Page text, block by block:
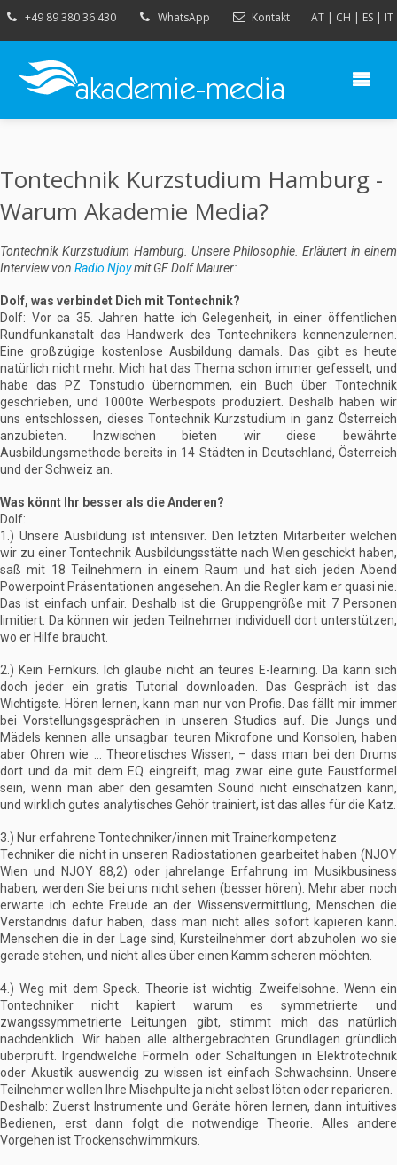
+49 89 380 36 430 WhatsApp Kontakt AT| CH | ES| IT
Tontechnik Kurzstudium Hamburg -
Warum Akademie Media?
Tontechnik Kurzstudium Hamburg. Unsere Philosophie. Erläutert in einem
Interview von Radio Njoymit GF Dolf Maurer:
Dolf, was verbindet Dich mit Tontechnik?
Dolf: Vor ca 35. Jahren hatte ich Gelegenheit, in einer öffentlichen
Rundfunkanstalt das Handwerk des Tontechnikers kennenzulernen.
Eine großzügige kostenlose Ausbildung damals. Das gibt es heute
natürlich nicht mehr. Mich hat das Thema schon immer gefesselt, und
habe das PZ Tonstudio übernommen, ein Buch über Tontechnik
geschrieben, und 1000te Werbespots produziert. Deshalb haben wir
uns entschlossen, dieses Tontechnik Kurzstudium in ganz Österreich
anzubieten. Inzwischen bieten wir diese bewährte
Ausbildungsmethode bereits in 14 Städten in Deutschland, Österreich
und der Schweiz an.
Was könnt Ihr besser als die Anderen?
Dolf:
1.) Unsere Ausbildung ist intensiver. Den letzten Mitarbeiter welchen
wir zu einer Tontechnik Ausbildungsstätte nach Wien geschickt haben,
saß mit 18 Teilnehmern in einem Raum und hat sich jeden Abend
Powerpoint Präsentationen angesehen. An die Regler kam er quasi nie.
Das ist einfach unfair. Deshalb ist die Gruppengröße mit 7 Personen
limitiert. Da können wir jeden Teilnehmer individuell dort unterstützen,
wo er Hilfe braucht.
2.) Kein Fernkurs. Ich glaube nicht an teures E-learning. Da kann sich
doch jeder ein gratis Tutorial downloaden. Das Gespräch ist das
Wichtigste. Hören lernen, kann man nur von Profis. Das fällt mir immer
bei Vorstellungsgesprächen in unseren Studios auf. Die Jungs und
Mädels kennen alle unsagbar teuren Mikrofone und Konsolen, haben
aber Ohren wie … Theoretisches Wissen, – dass man bei den Drums
dort und da mit dem EQ eingreift, mag zwar eine gute Faustformel
sein, wenn man aber den gesamten Sound nicht einschätzen kann,
und wirklich gutes analytisches Gehör trainiert, ist das alles für die Katz.
3.) Nur erfahrene Tontechniker/innen mit Trainerkompetenz
Techniker die nicht in unseren Radiostationen gearbeitet haben (NJOY
Wien und NJOY 88,2) oder jahrelange Erfahrung im Musikbusiness
haben, werden Sie bei uns nicht sehen (besser hören). Mehr aber noch
erwarte ich echte Freude an der Wissensvermittlung, Menschen die
Verständnis dafür haben, dass man nicht alles sofort kapieren kann.
Menschen die in der Lage sind, Kursteilnehmer dort abzuholen wo sie
gerade stehen, und nicht alles über einen Kamm scheren möchten.
4.) Weg mit dem Speck. Theorie ist wichtig. Zweifelsohne. Wenn ein
Tontechniker nicht kapiert warum es symmetrierte und
zwangssymmetrierte Leitungen gibt, stimmt mich das natürlich
nachdenklich. Wir haben alle althergebrachten Grundlagen gründlich
überprüft. Irgendwelche Formeln oder Schaltungen in Elektrotechnik
oder Akustik auswendig zu wissen ist einfach Schwachsinn. Unsere
Teilnehmer wollen Ihre Mischpulte ja nicht selbst löten oder reparieren.
Deshalb: Zuerst Instrumente und Geräte hören lernen, dann intuitives
Bedienen, erst dann folgt die notwendige Theorie. Alles andere
Vorgehen ist Trockenschwimmkurs.